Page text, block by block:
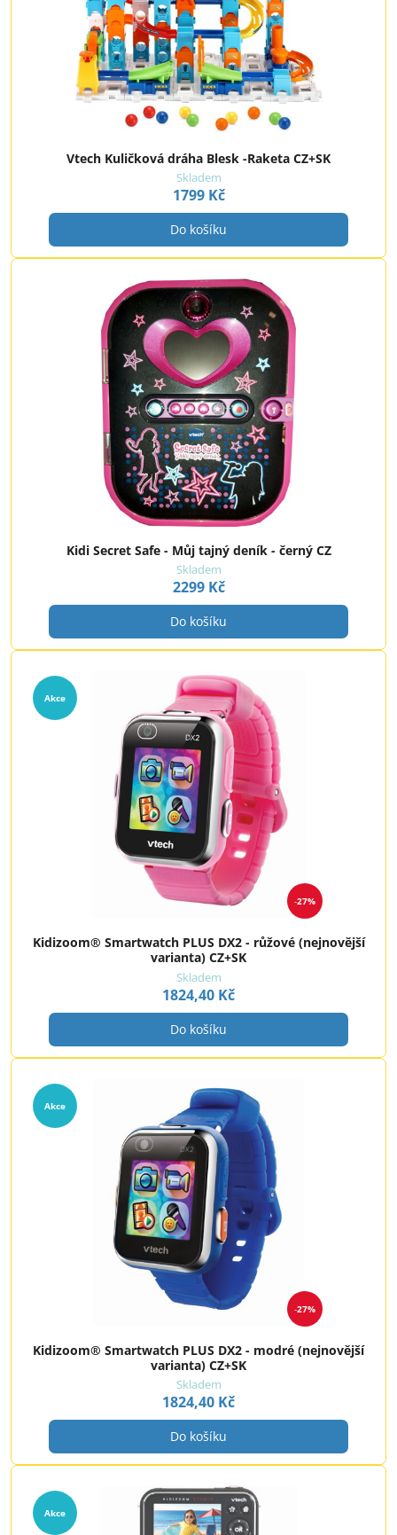
Vtech Kuličková dráha Blesk -Raketa CZ+SK
Skladem
1799 Kč
Do košíku
Kidi Secret Safe - Můj tajný deník - černý CZ
Skladem
2299 Kč
Do košíku
27%
Akce
Kidizoom® Smartwatch PLUS DX2 - růžové (nejnovější
varianta) CZ+SK
Skladem
1824,40 Kč
Do košíku
27%
Akce
Kidizoom® Smartwatch PLUS DX2 - modré (nejnovější
varianta) CZ+SK
Skladem
1824,40 Kč
Do košíku
Akce